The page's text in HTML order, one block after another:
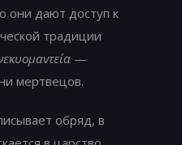
они дают доступ к
традиции
—
мертвецов.
обряд, в